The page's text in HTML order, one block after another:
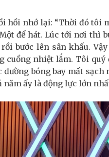
hồi nhớ lại: “Thời đó tôi
để hát. Lúc tới nơi thì
bước lên sân khấu.
cuồng nhiệt lắm. Tôi quý
đường bóng bay mất
ấy là động lực lớn